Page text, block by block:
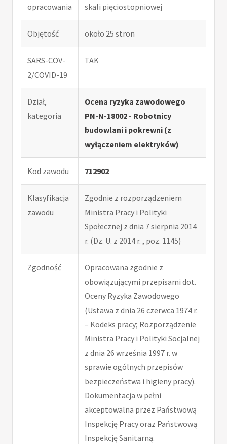
opracowania
skali pięciostopniowej
Objętość około 25 stron
SARS-COV-
2/COVID-19
TAK
Dział,
kategoria
Ocena ryzyka zawodowego
PN-N-18002 - Robotnicy
budowlani i pokrewni (z
wyłączeniem elektryków)
Kod zawodu 712902
Klasyfikacja
zawodu
Zgodnie z rozporządzeniem
Ministra Pracy i Polityki
Społecznej z dnia 7 sierpnia 2014
r. (Dz. U. z 2014 r. , poz. 1145)
Zgodność
Opracowana zgodnie z
obowiązującymi przepisami dot.
Oceny Ryzyka Zawodowego
(Ustawa z dnia 26 czerwca 1974 r.
– Kodeks pracy; Rozporządzenie
Ministra Pracy i Polityki Socjalnej
z dnia 26 września 1997 r. w
sprawie ogólnych przepisów
bezpieczeństwa i higieny pracy).
Dokumentacja w pełni
akceptowalna przez Państwową
Inspekcję Pracy oraz Państwową
Inspekcję Sanitarną.